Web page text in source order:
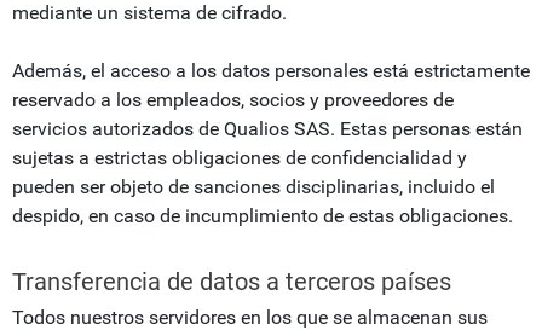
mediante un sistema de cifrado.
Además, el acceso a los datos personales está estrictamente
reservado a los empleados, socios y proveedores de
servicios autorizados de Qualios SAS. Estas personas están
sujetas a estrictas obligaciones de confidencialidad y
pueden ser objeto de sanciones disciplinarias, incluido el
despido, en caso de incumplimiento de estas obligaciones.
Transferencia de datos a terceros países
Todos nuestros servidores en los que se almacenan sus